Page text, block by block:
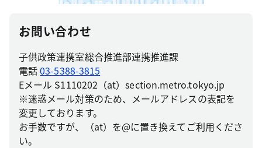
お問い合わせ
子供政策連携室総合推進部連携推進課
電話03-5388-3815
Eメール S1110202（at）section.metro.tokyo.jp
※迷惑メール対策のため、メールアドレスの表記を
変更しております。
お手数ですが、（at）を@に置き換えてご利用くださ
い。